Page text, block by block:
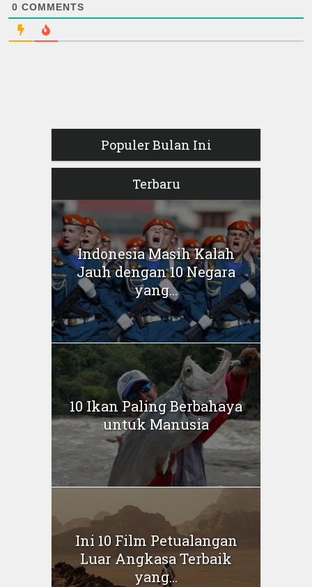
0 COMMENTS
Populer Bulan Ini
Terbaru
Indonesia Masih Kalah
Jauh dengan 10 Negara
yang...
10 Ikan Paling Berbahaya
untuk Manusia
Ini 10 Film Petualangan
Luar Angkasa Terbaik
yang...